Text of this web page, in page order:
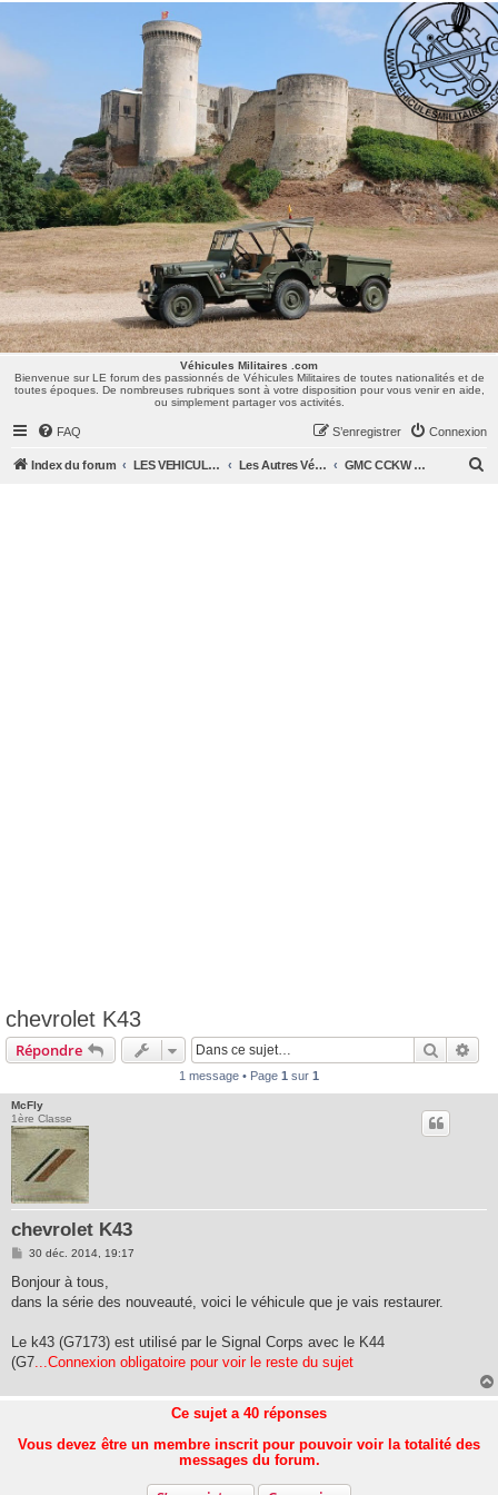
Véhicules Militaires .com
Bienvenue sur LE forum des passionnés de Véhicules Militaires de toutes nationalités et de
toutes époques. De nombreuses rubriques sont à votre disposition pour vous venir en aide,
ou simplement partager vos activités.
Véhicules Militaires .com
Bienvenue sur LE forum des passionnés de Véhicules Militaires de toutes nationalités et de
toutes époques. De nombreuses rubriques sont à votre disposition pour vous venir en aide,
ou simplement partager vos activités.
FAQ Connexion
S’enregistrer
Index du forum LES VEHICULES MILITAIRES Les Autres Véhicules US : Dodge, GMC, Ward La France, Diamond, Half Track, Weasel, ... GMC CCKW & Chevrolet
chevrolet K43
Répondre
1 message • Page 1 sur 1
McFly
1ère Classe
chevrolet K43
M
s
a
30 déc. 2014, 19:17
Bonjour à tous,
dans la série des nouveauté, voici le véhicule que je vais restaurer.
Le k43 (G7173) est utilisé par le Signal Corps avec le K44
(G7 ...Connexion obligatoire pour voir le reste du sujet
Ce sujet a 40 réponses
Vous devez être un membre inscrit pour pouvoir voir la totalité des
messages du forum.